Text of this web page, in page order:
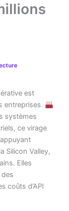
est
entreprises.
systèmes
ce virage
Silicon Valley,
Elles
coûts d’API